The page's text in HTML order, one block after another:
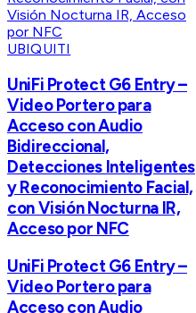
UBIQUITI
UniFi Protect G6 Entry –
Video Portero para
Acceso con Audio
Bidireccional,
Detecciones Inteligentes
y Reconocimiento Facial,
con Visión Nocturna IR,
Acceso por NFC
UniFi Protect G6 Entry –
Video Portero para
Acceso con Audio